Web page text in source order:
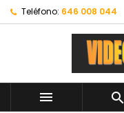
Teléfono: 646 008 044
 